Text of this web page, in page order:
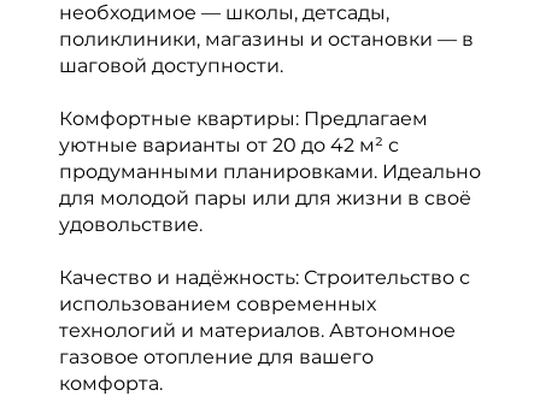
необходимое — школы, детсады,
поликлиники, магазины и остановки — в
шаговой доступности.
Комфортные квартиры: Предлагаем
уютные варианты от 20 до 42 м² с
продуманными планировками. Идеально
для молодой пары или для жизни в своё
удовольствие.
Качество и надёжность: Строительство с
использованием современных
технологий и материалов. Автономное
газовое отопление для вашего
комфорта.